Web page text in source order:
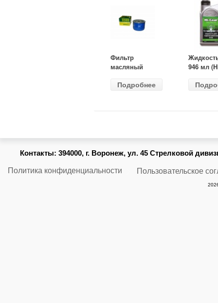
Фильтр
масляный
(MANN) W
Подробнее
946 мл
Контакты: 394000, г. Воронеж, ул. 45 Стрелковой
Политика конфиденциальности Пользовательское